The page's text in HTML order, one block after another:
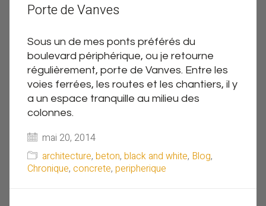
Porte de Vanves
Sous un de mes ponts préférés du
boulevard périphérique, ou je retourne
régulièrement, porte de Vanves. Entre les
voies ferrées, les routes et les chantiers, il y
a un espace tranquille au milieu des
colonnes.
mai 20, 2014
architecture, beton, black and white, Blog,
Chronique, concrete, peripherique